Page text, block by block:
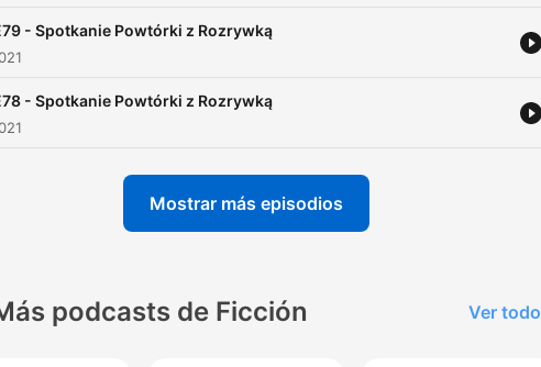
- Spotkanie Powtórki z Rozrywką
- Spotkanie Powtórki z Rozrywką
Mostrar más episodios
podcasts de Ficción Ver todo